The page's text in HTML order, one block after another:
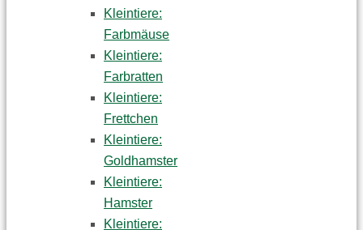
Kleintiere:
Farbmäuse
Kleintiere:
Farbratten
Kleintiere:
Frettchen
Kleintiere:
Goldhamster
Kleintiere:
Hamster
Kleintiere: